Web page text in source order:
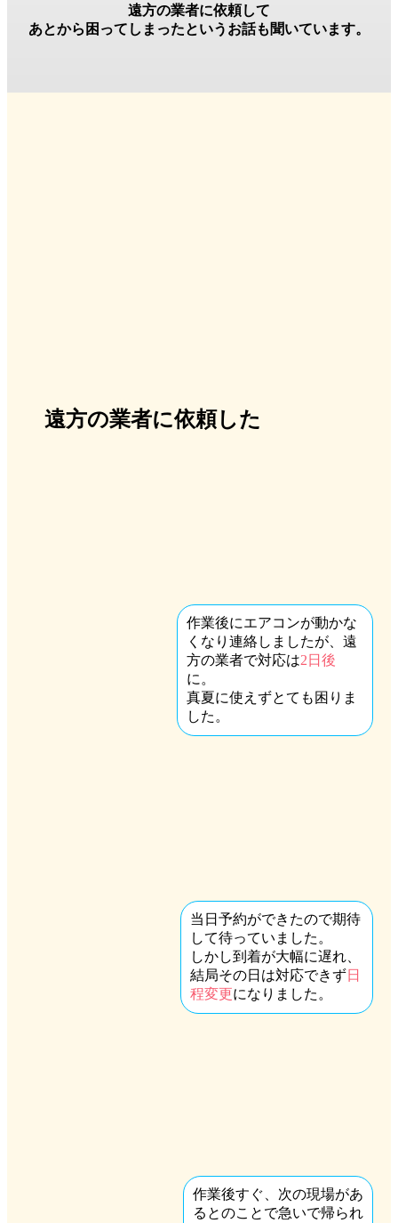
遠方の業者に依頼して
あとから困ってしまったというお話も聞いています。
遠方の業者に依頼した
作業後にエアコンが動かな
くなり連絡しましたが、遠
方の業者で対応は2日後
に。
真夏に使えずとても困りま
した。
当日予約ができたので期待
して待っていました。
しかし到着が大幅に遅れ、
結局その日は対応できず日
程変更になりました。
作業後すぐ、次の現場があ
るとのことで急いで帰られ